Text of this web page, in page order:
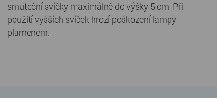
smuteční svíčky maximálně do výšky 5 cm. Při
použití vyšších svíček hrozí poškození lampy
plamenem.